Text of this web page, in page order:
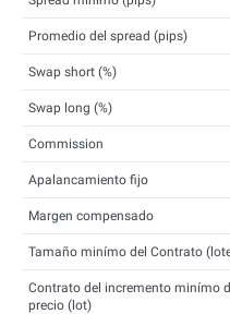
Promedio del spread (pips)
Swap short (%)
Swap long (%)
Commission
Apalancamiento fijo
Margen compensado
Tamaño minímo del Contrato
Contrato del incremento minímo
precio (lot)